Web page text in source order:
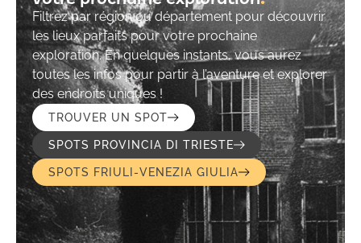
Filtrez par région ou département pour découvrir
les lieux parfaits pour votre prochaine
exploration. En quelques instants, vous aurez
toutes les infos pour partir à l’aventure et explorer
des endroits uniques !
TROUVER UN SPOT
SPOTS PROVINCIA DI TRIESTE
SPOTS FRIULI-VENEZIA GIULIA